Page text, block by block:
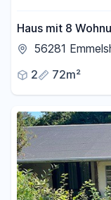
Haus mit 8
56281
2
72m²